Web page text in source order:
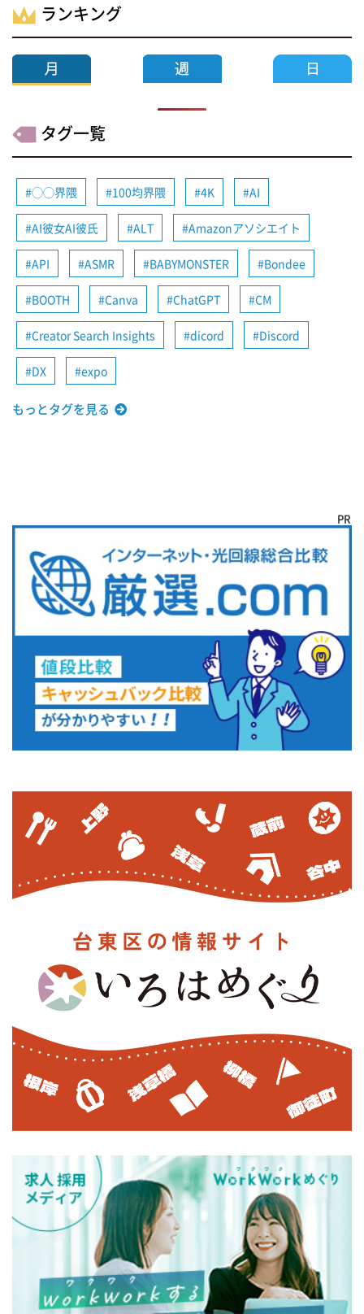
ランキング
タグ一覧
◯◯界隈 100均界隈 4K AI
AI彼女AI彼氏 ALT Amazonアソシエイト
API ASMR BABYMONSTER Bondee
BOOTH Canva ChatGPT CM
Creator Search Insights dicord Discord
DX expo
もっとタグを見る
PR